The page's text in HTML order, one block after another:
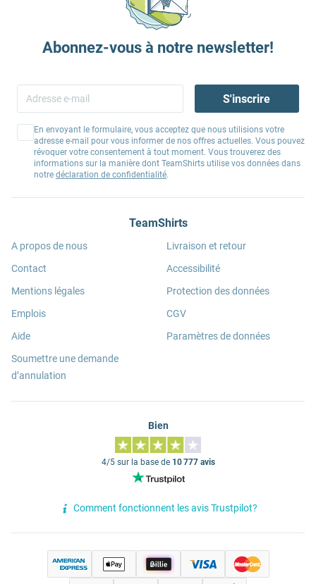
Abonnez-vous à notre newsletter!
S'inscrire
En envoyant le formulaire, vous acceptez que nous utilisions votre
adresse e-mail pour vous informer de nos offres actuelles. Vous pouvez
révoquer votre consentement à tout moment. Vous trouverez des
informations sur la manière dont TeamShirts utilise vos données dans
notre déclaration de confidentialité.
TeamShirts
A propos de nous
Contact
Mentions légales
Emplois
Aide
Soumettre une demande
d’annulation
Livraison et retour
Accessibilité
Protection des données
CGV
Paramètres de données
Bien
4/5 sur la base de 10 777 avis
Comment fonctionnent les avis Trustpilot?